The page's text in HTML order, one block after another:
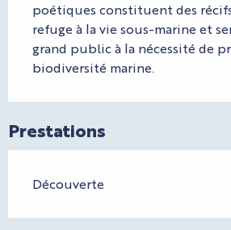
poétiques constituent des
refuge à la vie sous-marine et
grand public à la nécessité de
biodiversité marine.
Prestations
Découverte